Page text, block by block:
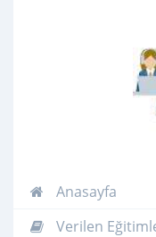
Anasayfa
Verilen